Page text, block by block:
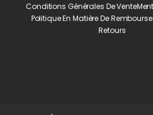
Conditions Générales De Vente
Politique En Matière De
Retours